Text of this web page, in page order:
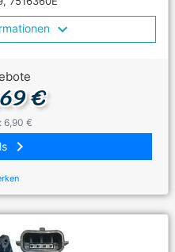
€
6,90 €
keyboard_arrow_right